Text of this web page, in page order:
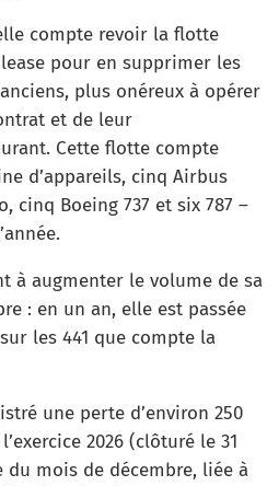
compte revoir la flotte
pour en supprimer les
plus onéreux à opérer
et de leur
Cette flotte compte
d’appareils, cinq Airbus
cinq Boeing 737 et six 787 –
à augmenter le volume de sa
: en un an, elle est passée
les 441 que compte la
une perte d’environ 250
2026 (clôturé le 31
du mois de décembre, liée à